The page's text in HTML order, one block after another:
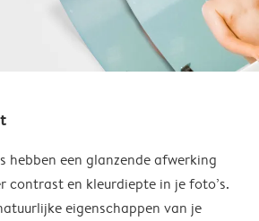
hebben een glanzende afwerking
contrast en kleurdiepte in je foto’s.
eigenschappen van je